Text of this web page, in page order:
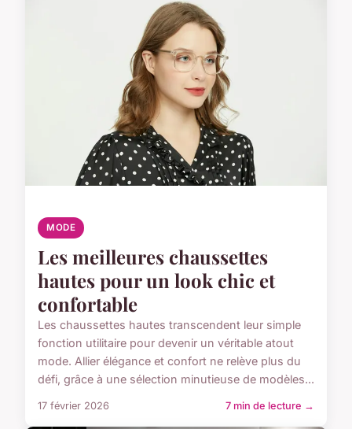
MODE
Les meilleures chaussettes
hautes pour un look chic et
confortable
Les chaussettes hautes transcendent leur simple
fonction utilitaire pour devenir un véritable atout
mode. Allier élégance et confort ne relève plus du
défi, grâce à une sélection minutieuse de modèles...
17 février 2026 7 min de lecture →